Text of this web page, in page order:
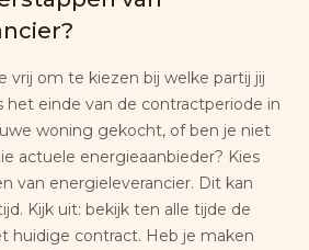
vrij om te kiezen bij welke partij jij
het einde van de contractperiode in
woning gekocht, of ben je niet
actuele energieaanbieder? Kies
van energieleverancier. Dit kan
Kijk uit: bekijk ten alle tijde de
huidige contract. Heb je maken